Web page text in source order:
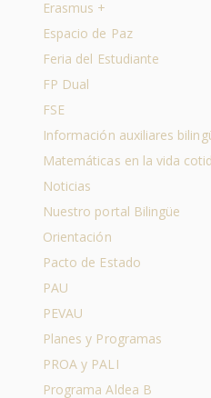
Erasmus +
Espacio de Paz
Feria del Estudiante
FP Dual
FSE
Información auxiliares
Matemáticas en la vida
Noticias
Nuestro portal Bilingüe
Orientación
Pacto de Estado
PAU
PEVAU
Planes y Programas
PROA y PALI
Programa Aldea B